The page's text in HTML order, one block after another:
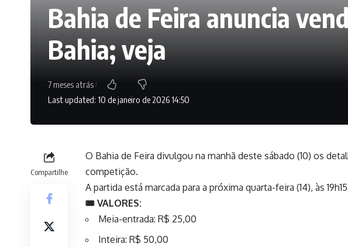
Bahia de Feira anuncia
Bahia; veja
Last updated: 10 de janeiro de 2026 14:50
7 meses atrás
Compartilhe
O Bahia de Feira divulgou na manhã deste sábado (10) os
competição.
A partida está marcada para a próxima quarta-feira (14), às
🎟️ VALORES:
Meia-entrada: R$ 25,00
Inteira: R$ 50,00